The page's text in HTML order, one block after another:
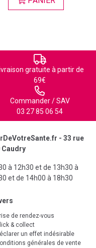
gratuite à partir de
69€
Commander / SAV
03 27 85 06 54
- 33 rue
Caudry
à 12h30 et de 13h30 à
et de 14h00 à 18h30
de rendez-vous
& collect
un effet indésirable
générales de vente